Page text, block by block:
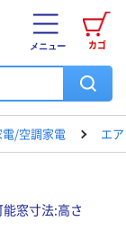
カゴ
メニュー
/空調家電 エ
窓寸法:高さ